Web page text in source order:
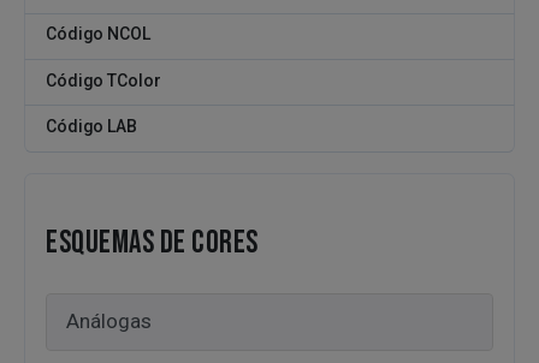
Código NCOL
Código TColor
Código LAB
ESQUEMAS DE CORES